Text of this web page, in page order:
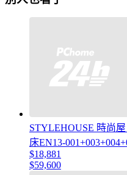
STYLEHOUSE 時尚
床EN13-
$18,881
$59,600